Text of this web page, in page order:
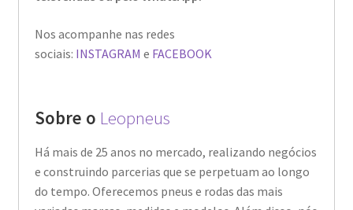
Nos acompanhe nas redes
sociais: INSTAGRAM e FACEBOOK
Sobre o Leopneus
Há mais de 25 anos no mercado, realizando negócios
e construindo parcerias que se perpetuam ao longo
do tempo. Oferecemos pneus e rodas das mais